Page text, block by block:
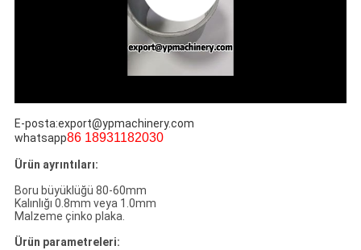
E-posta:export@ypmachinery.com
whatsapp86 18931182030
Ürün ayrıntıları:
Boru büyüklüğü 80-60mm
Kalınlığı 0.8mm veya 1.0mm
Malzeme çinko plaka.
Ürün parametreleri: